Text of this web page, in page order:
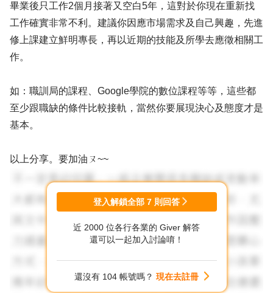
畢業後只工作2個月接著又空白5年，這對於你現在重新找
工作確實非常不利。建議你因應市場需求及自己興趣，先進
修上課建立鮮明專長，再以近期的技能及所學去應徵相關工
作。
如：職訓局的課程、Google學院的數位課程等等，這些都
至少跟職缺的條件比較接軌，當然你要展現決心及態度才是
基本。
以上分享。要加油ㄡ~~
登入解鎖全部 7 則回答
近 2000 位各行各業的 Giver 解答
還可以一起加入討論唷！
還沒有 104 帳號嗎？ 現在去註冊